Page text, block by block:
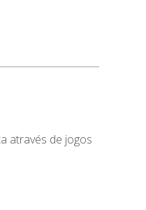
através de jogos